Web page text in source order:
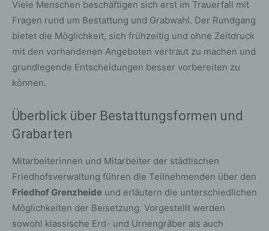
Viele Menschen beschäftigen sich erst im Trauerfall mit
Fragen rund um Bestattung und Grabwahl. Der Rundgang
bietet die Möglichkeit, sich frühzeitig und ohne Zeitdruck
mit den vorhandenen Angeboten vertraut zu machen und
grundlegende Entscheidungen besser vorbereiten zu
können.
Überblick über Bestattungsformen und
Grabarten
Mitarbeiterinnen und Mitarbeiter der städtischen
Friedhofsverwaltung führen die Teilnehmenden über den
Friedhof Grenzheide und erläutern die unterschiedlichen
Möglichkeiten der Beisetzung. Vorgestellt werden
sowohl klassische Erd- und Urnengräber als auch